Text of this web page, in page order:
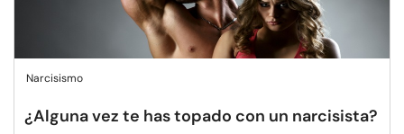
Narcisismo
¿Alguna vez te has topado con un narcisista?